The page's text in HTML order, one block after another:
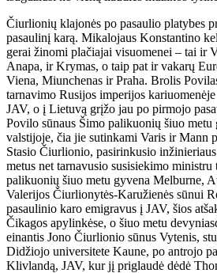
Čiurlionių klajonės po pasaulio platybes
pasaulinį karą. Mikalojaus Konstantino
gerai žinomi plačiajai visuomenei – tai ir
Anapa, ir Krymas, o taip pat ir vakarų
Viena, Miunchenas ir Praha. Brolis
tarnavimo Rusijos imperijos
JAV, o į Lietuvą grįžo jau po pirmojo
Povilo sūnaus Šimo palikuonių šiuo metu
valstijoje, čia jie sutinkami Varis ir Mann
Stasio Čiurlionio, pasirinkusio
metus net tarnavusio susisiekimo
palikuonių šiuo metu gyvena Melburne,
Valerijos Čiurlionytės-Karužienės sūnui
pasaulinio karo emigravus į JAV, šios
Čikagos apylinkėse, o šiuo metu
einantis Jono Čiurlionio sūnus Vytenis,
Didžiojo universitete Kaune, po antrojo
Klivlandą, JAV, kur jį priglaudė dėdė